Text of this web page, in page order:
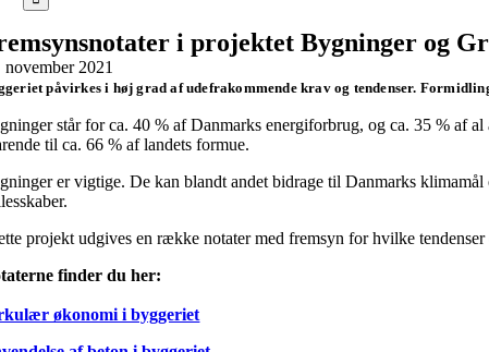
i projektet Bygninger og
november 2021
påvirkes i høj grad af udefrakommende krav og tendenser.
står for ca. 40 % af Danmarks energiforbrug, og ca. 35 % af
til ca. 66 % af landets formue.
er vigtige. De kan blandt andet bidrage til Danmarks
projekt udgives en række notater med fremsyn for hvilke
finder du her:
økonomi i byggeriet